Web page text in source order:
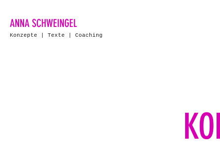
ANNA SCHWEINGEL
Konzepte | Texte | Coaching